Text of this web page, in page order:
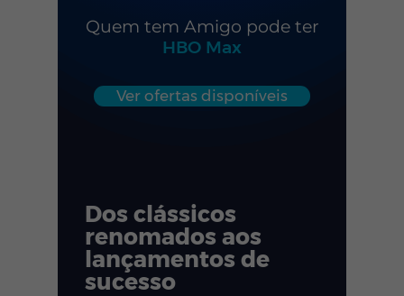
Quem tem Amigo pode ter
HBO Max
Ver ofertas disponíveis
Dos clássicos
renomados aos
lançamentos de
sucesso